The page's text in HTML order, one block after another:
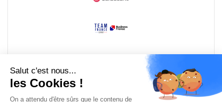
Devenir partenaire